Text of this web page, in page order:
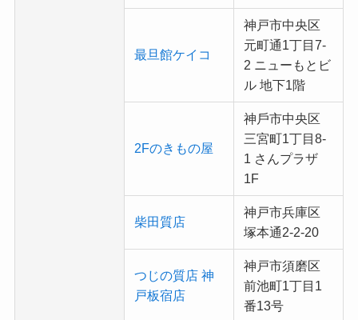
最旦館ケイコ
神戸市中央区
元町通1丁目7-
2 ニューもとビ
ル 地下1階
2Fのきもの屋
神⼾市中央区
三宮町1丁目8-
1 さんプラザ
1F
柴田質店
神戸市兵庫区
塚本通2-2-20
つじの質店 神
戸板宿店
神戸市須磨区
前池町1丁目1
番13号